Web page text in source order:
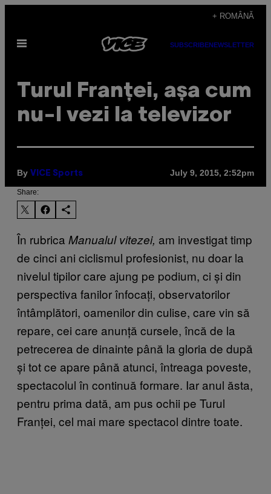
content
+ ROMÂNĂ
Open
SUBSCRIBENEWSLETTER
Turul Franței, așa cum
nu-l vezi la televizor
By VICE Sports July 9, 2015, 2:52pm
Share:
În rubrica Manualul vitezei, am investigat timp
de cinci ani ciclismul profesionist, nu doar la
nivelul tipilor care ajung pe podium, ci și din
perspectiva fanilor înfocați, observatorilor
întâmplători, oamenilor din culise, care vin să
repare, cei care anunță cursele, încă de la
petrecerea de dinainte până la gloria de după
și tot ce apare până atunci, întreaga poveste,
spectacolul în continuă formare. Iar anul ăsta,
pentru prima dată, am pus ochii pe Turul
Franței, cel mai mare spectacol dintre toate.